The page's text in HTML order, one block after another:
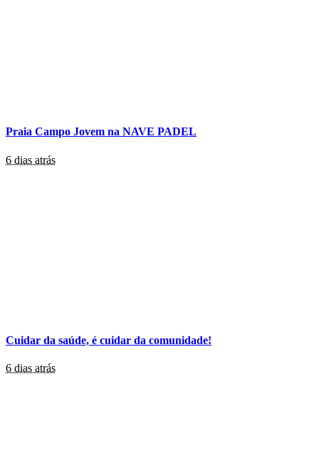
Praia Campo Jovem na NAVE PADEL
6 dias atrás
Cuidar da saúde, é cuidar da comunidade!
6 dias atrás